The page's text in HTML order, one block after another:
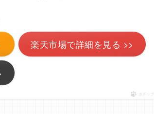
楽天市場で詳細を見る >>
ポチップ